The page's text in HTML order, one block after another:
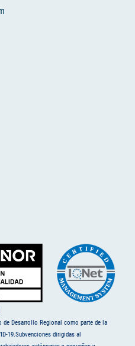
de Desarrollo Regional como parte de la
19.Subvenciones dirigidas al